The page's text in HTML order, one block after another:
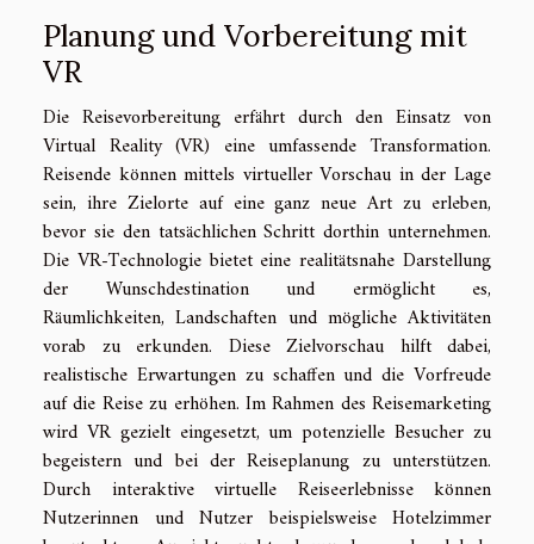
Planung und Vorbereitung mit
VR
Die Reisevorbereitung erfährt durch den Einsatz von
Virtual Reality (VR) eine umfassende Transformation.
Reisende können mittels virtueller Vorschau in der Lage
sein, ihre Zielorte auf eine ganz neue Art zu erleben,
bevor sie den tatsächlichen Schritt dorthin unternehmen.
Die VR-Technologie bietet eine realitätsnahe Darstellung
der Wunschdestination und ermöglicht es,
Räumlichkeiten, Landschaften und mögliche Aktivitäten
vorab zu erkunden. Diese Zielvorschau hilft dabei,
realistische Erwartungen zu schaffen und die Vorfreude
auf die Reise zu erhöhen. Im Rahmen des Reisemarketing
wird VR gezielt eingesetzt, um potenzielle Besucher zu
begeistern und bei der Reiseplanung zu unterstützen.
Durch interaktive virtuelle Reiseerlebnisse können
Nutzerinnen und Nutzer beispielsweise Hotelzimmer